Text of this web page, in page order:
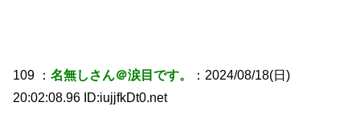
109 ：名無しさん＠涙目です。
：2024/08/18(日)
20:02:08.96 ID:iujjfkDt0.net